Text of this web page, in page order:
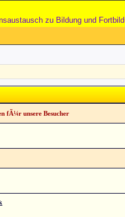
zu Bildung und
fÃ¼r unsere Besucher